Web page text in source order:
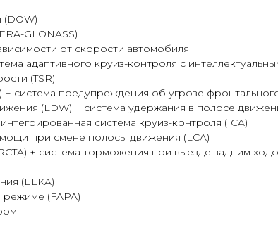
GLONASS)
от скорости автомобиля
адаптивного круиз-контроля с
(TSR)
система предупреждения об угрозе
(LDW) + система удержания в полосе
система круиз-контроля (ICA)
при смене полосы движения (LCA)
+ система торможения при выезде задним
(ELKA)
режиме (FAPA)